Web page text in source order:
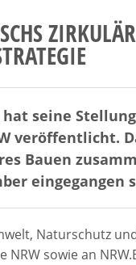
seine
veröffentlicht.
Bauen
eingegangen
Naturschutz
sowie an